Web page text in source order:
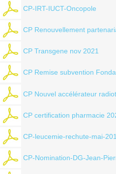
CP-IRT-IUCT-Oncopole
CP Renouvellement
CP Transgene nov 2021
CP Remise subvention
CP Nouvel accélérateur
CP certification pharmacie
CP-leucemie-rechute-mai-
CP-Nomination-DG-Jean-